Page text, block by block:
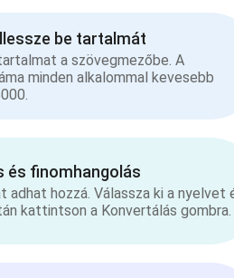
be tartalmát
a szövegmezőbe. A
minden alkalommal kevesebb
és finomhangolás
adhat hozzá. Válassza ki a nyelvet
kattintson a Konvertálás gombra.